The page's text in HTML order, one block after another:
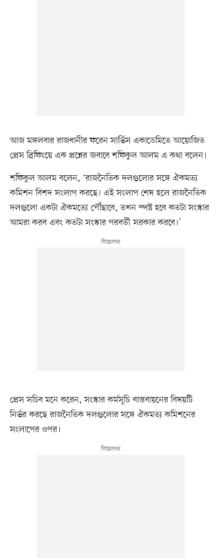
আজ মঙ্গলবার রাজধানীর ফরেন সার্ভিস একাডেমিতে আয়োজিত
প্রেস ব্রিফিংয়ে এক প্রশ্নের জবাবে শফিকুল আলম এ কথা বলেন।
শফিকুল আলম বলেন, ‘রাজনৈতিক দলগুলোর সঙ্গে ঐকমত্য
কমিশন বিশদ সংলাপ করছে। এই সংলাপ শেষ হলে রাজনৈতিক
দলগুলো একটা ঐকমত্যে পৌঁছাবে, তখন স্পষ্ট হবে কতটা সংস্কার
আমরা করব এবং কতটা সংস্কার পরবর্তী সরকার করবে।’
প্রেস সচিব মনে করেন, সংস্কার কর্মসূচি বাস্তবায়নের বিষয়টি
নির্ভর করছে রাজনৈতিক দলগুলোর সঙ্গে ঐকমত্য কমিশনের
সংলাপের ওপর।